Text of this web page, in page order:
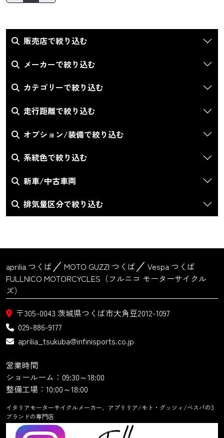
販売店で絞り込む
メーカーで絞り込む
カテゴリーで絞り込む
走行距離で絞り込む
オプション/装備で絞り込む
系統色で絞り込む
新車/中古車両
排気量区分で絞り込む
aprilia つくば MOTO GUZZI つくば
Vespa つくば
FULLNICO MOTORCYCLES（フルニコ モーターサイクル
ズ）
〒305-0043 茨城県つくば市大角豆2012-1097
029-886-9177
aprilia_tsukuba@infinisports.co.jp
営業時間
ショールーム：09:30～18:00
整備工場：10:00～18:00
イタリアモーターサイクルメーカー、アプリリア/モト・グッツィ/ベスパの3
ブランドの専門店